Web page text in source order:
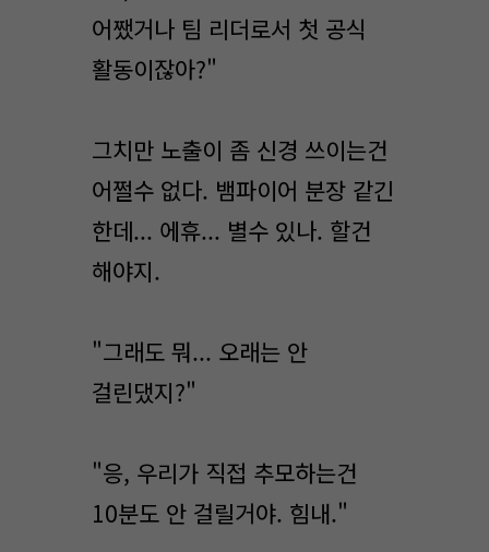
어쨌거나 팀 리더로서 첫 공식
활동이잖아?"
그치만 노출이 좀 신경 쓰이는건
어쩔수 없다. 뱀파이어 분장 같긴
한데... 에휴... 별수 있나. 할건
해야지.
"그래도 뭐... 오래는 안
걸린댔지?"
"응, 우리가 직접 추모하는건
10분도 안 걸릴거야. 힘내."